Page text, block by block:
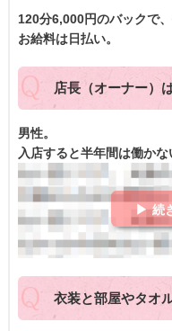
120分6,000円のバックで
お給料は日払い。
店長（オーナー）
男性。
入店すると半年間は働かな
▶ 続
衣装と部屋やタオ